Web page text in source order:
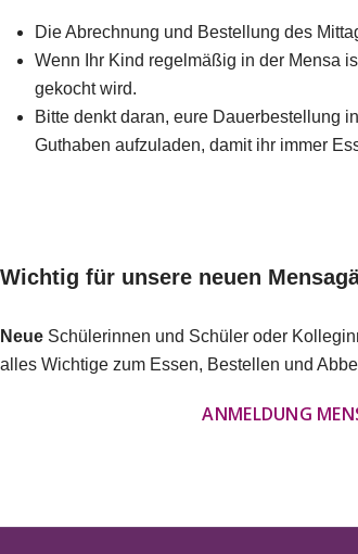
Die Abrechnung und Bestellung des
Wenn Ihr Kind regelmäßig in der Mensa
gekocht wird.
Bitte denkt daran, eure Dauerbestellung
Guthaben aufzuladen, damit ihr immer
Wichtig für unsere neuen
Neue Schülerinnen und Schüler oder
alles Wichtige zum Essen, Bestellen und
ANMELDUNG